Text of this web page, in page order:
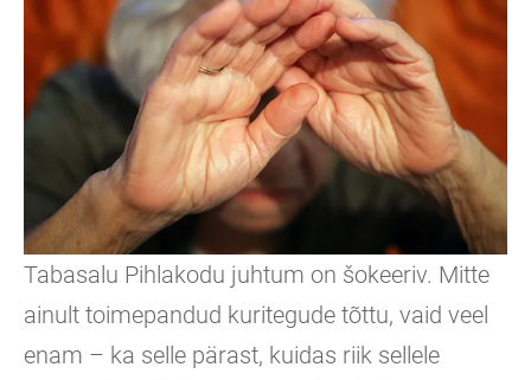
Tabasalu Pihlakodu juhtum on šokeeriv. Mitte
ainult toimepandud kuritegude tõttu, vaid veel
enam – ka selle pärast, kuidas riik sellele